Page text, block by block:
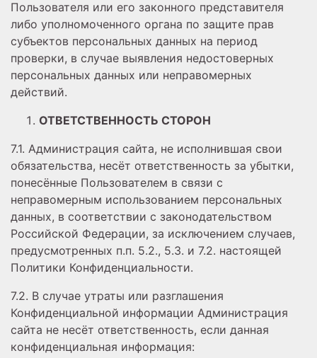
Пользователя или его законного представителя
либо уполномоченного органа по защите прав
субъектов персональных данных на период
проверки, в случае выявления недостоверных
персональных данных или неправомерных
действий.
ОТВЕТСТВЕННОСТЬ СТОРОН
7.1. Администрация сайта, не исполнившая свои
обязательства, несёт ответственность за убытки,
понесённые Пользователем в связи с
неправомерным использованием персональных
данных, в соответствии с законодательством
Российской Федерации, за исключением случаев,
предусмотренных п.п. 5.2., 5.3. и 7.2. настоящей
Политики Конфиденциальности.
7.2. В случае утраты или разглашения
Конфиденциальной информации Администрация
сайта не несёт ответственность, если данная
конфиденциальная информация: